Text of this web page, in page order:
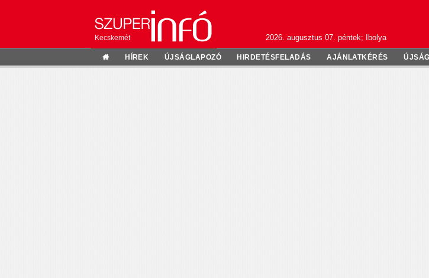
Kecskemét 2026. augusztus 07. péntek; Ibolya
HÍREK ÚJSÁGLAPOZÓ HIRDETÉSFELADÁS AJÁNLATKÉRÉS